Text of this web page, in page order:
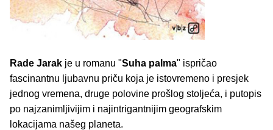
Rade Jarak je u romanu "Suha palma" ispričao
fascinantnu ljubavnu priču koja je istovremeno i presjek
jednog vremena, druge polovine prošlog stoljeća, i putopis
po najzanimljivijim i najintrigantnijim geografskim
lokacijama našeg planeta.